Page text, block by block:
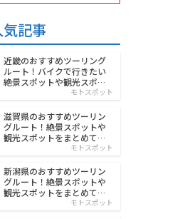
気記事
近畿のおすすめツーリング
ルート！バイクで行きたい
絶景スポットや観光スポッ
モトスポット
滋賀県のおすすめツーリン
グルート！絶景スポットや
観光スポットをまとめて紹
モトスポット
新潟県のおすすめツーリン
グルート！絶景スポットや
観光スポットをまとめて紹
モトスポット